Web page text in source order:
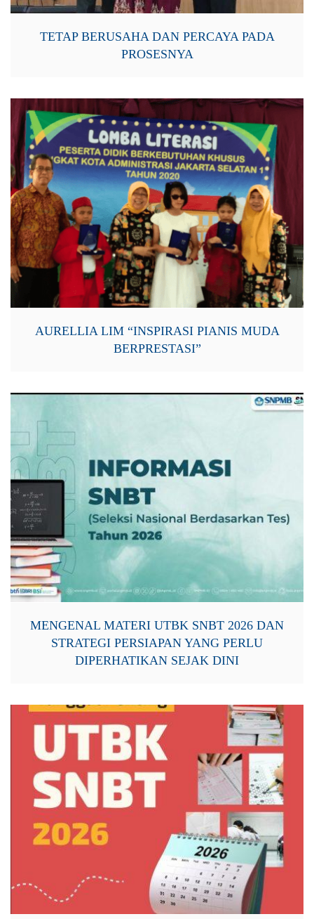
TETAP BERUSAHA DAN PERCAYA PADA
PROSESNYA
AURELLIA LIM “INSPIRASI PIANIS MUDA
BERPRESTASI”
MENGENAL MATERI UTBK SNBT 2026 DAN
STRATEGI PERSIAPAN YANG PERLU
DIPERHATIKAN SEJAK DINI